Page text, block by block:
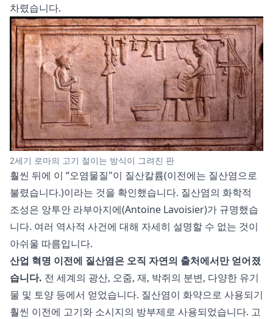
차렸습니다.
2세기 로마의 고기 절이는 방식이 그려진 판
훨씬 뒤에 이 “오염물질"이 질산칼륨(이전에는 질산염으로
불렸습니다.)이라는 것을 확인했습니다. 질산염의 화학적
조성은 앙투안 라부아지에(Antoine Lavoisier)가 규명했습
니다. 여러 역사적 사건에 대해 자세히 설명할 수 없는 것이
아쉬울 따름입니다.
산업 혁명 이전에 질산염은 오직 자연의 출처에서만 얻어졌
습니다. 전 세계의 광산, 오줌, 재, 박쥐의 분변, 다양한 유기
물 및 토양 등에서 얻었습니다. 질산염이 화약으로 사용되기
훨씬 이전에 고기와 소시지의 방부제로 사용되었습니다. 고